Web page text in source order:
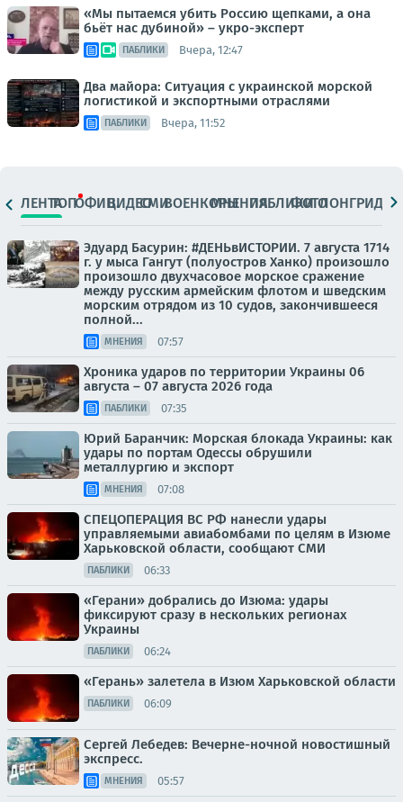
«Мы пытаемся убить Россию щепками, а она
бьёт нас дубиной» – укро-эксперт
ПАБЛИКИ Вчера, 12:47
Два майора: Ситуация с украинской морской
логистикой и экспортными отраслями
ПАБЛИКИ Вчера, 11:52
ЛЕНТАТОПОФИЦ.ВИДЕОСМИВОЕНКОРЫМНЕНИЯПАБЛИКИ
ФОТОЛОНГРИДЫ
Эдуард Басурин: #ДЕНЬвИСТОРИИ. 7 августа 1714
г. у мыса Гангут (полуостров Ханко) произошло
произошло двухчасовое морское сражение
между русским армейским флотом и шведским
морским отрядом из 10 судов, закончившееся
полной...
МНЕНИЯ 07:57
Хроника ударов по территории Украины 06
августа – 07 августа 2026 года
ПАБЛИКИ 07:35
Юрий Баранчик: Морская блокада Украины: как
удары по портам Одессы обрушили
металлургию и экспорт
МНЕНИЯ 07:08
СПЕЦОПЕРАЦИЯ ВС РФ нанесли удары
управляемыми авиабомбами по целям в Изюме
Харьковской области, сообщают СМИ
ПАБЛИКИ 06:33
«Герани» добрались до Изюма: удары
фиксируют сразу в нескольких регионах
Украины
ПАБЛИКИ 06:24
«Герань» залетела в Изюм Харьковской области
ПАБЛИКИ 06:09
Сергей Лебедев: Вечерне-ночной новостишный
экспресс.
МНЕНИЯ 05:57